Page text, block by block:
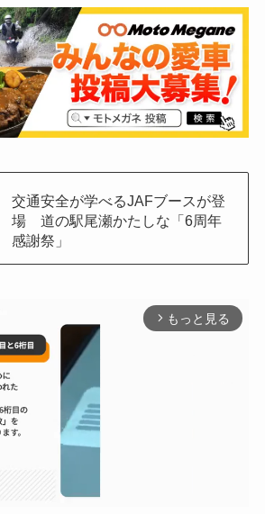
交通安全が学べるJAFブースが登
場 道の駅尾瀬かたしな「6周年
感謝祭」
arrow_forward_ios もっと見る